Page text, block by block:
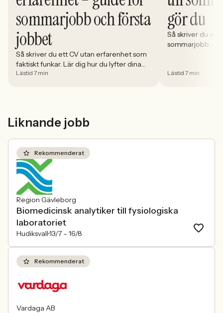
sommarjobb och första
jobbet
Så skriver du ett CV utan erfarenhet som
faktiskt funkar. Lär dig hur du lyfter dina
styrkor, strukturerar rätt och omvandlar
Lästid 7 min
gör du
Så skriver du ett
sommarjobb –
chanser.
Lästid 7 min
Liknande jobb
Rekommenderat
Region Gävleborg
Biomedicinsk analytiker till fysiologiska
laboratoriet
Hudiksvall13/7 – 16/8
Rekommenderat
Vardaga AB